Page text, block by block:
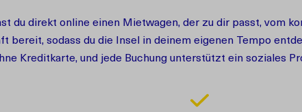
du direkt online einen Mietwagen, der zu dir passt, vom
bereit, sodass du die Insel in deinem eigenen Tempo
Kreditkarte, und jede Buchung unterstützt ein soziales